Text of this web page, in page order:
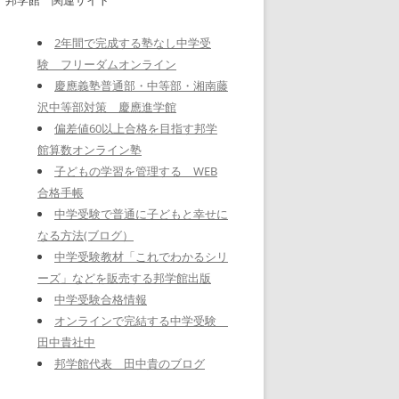
2年間で完成する塾なし中学受
験 フリーダムオンライン
慶應義塾普通部・中等部・湘南藤
沢中等部対策 慶應進学館
偏差値60以上合格を目指す邦学
館算数オンライン塾
子どもの学習を管理する WEB
合格手帳
中学受験で普通に子どもと幸せに
なる方法(ブログ）
中学受験教材「これでわかるシリ
ーズ」などを販売する邦学館出版
中学受験合格情報
オンラインで完結する中学受験
田中貴社中
邦学館代表 田中貴のブログ